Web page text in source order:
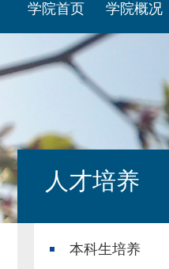
学院首页 学院概况
人才培养
本科生培养